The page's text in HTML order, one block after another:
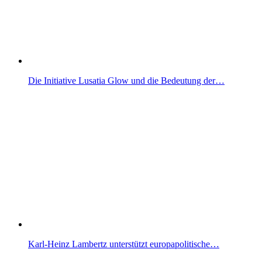
Die Initiative Lusatia Glow und die Bedeutung der…
Karl-Heinz Lambertz unterstützt europapolitische…